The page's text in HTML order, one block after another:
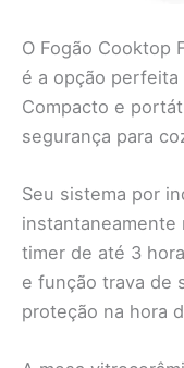
O Fogão Cooktop
é a opção
Compacto e
segurança para
Seu sistema por
instantaneamente
timer de até 3
e função trava de
proteção na hora